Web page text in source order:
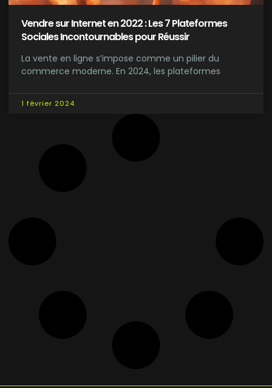
Vendre sur Internet en 2022 : Les 7 Plateformes
Sociales Incontournables pour Réussir
La vente en ligne s’impose comme un pilier du
commerce moderne. En 2024, les plateformes
1 février 2024